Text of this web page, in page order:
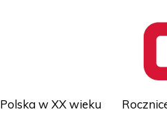
Polska w XX wieku